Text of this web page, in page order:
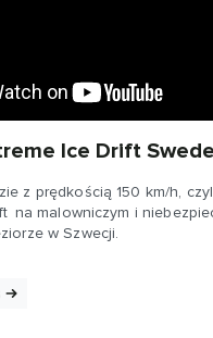
Ice Drift
z prędkością 150 km/h,
na malowniczym i
w Szwecji.